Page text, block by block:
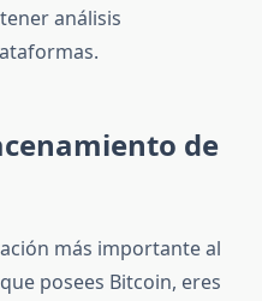
análisis
de
más importante al
posees Bitcoin, eres